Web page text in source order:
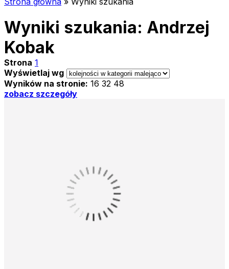
Wyniki szukania: Andrzej
Kobak
Strona 1
Wyświetlaj wg
Wyników na stronie: 16 32 48
zobacz szczegóły